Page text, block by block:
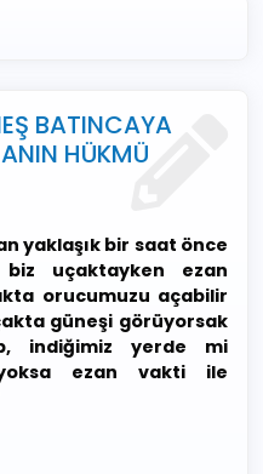
BATINCAYA
HÜKMÜ
yaklaşık bir saat önce
biz uçaktayken ezan
orucumuzu açabilir
güneşi görüyorsak
indiğimiz yerde mi
yoksa ezan vakti ile